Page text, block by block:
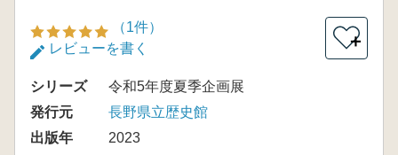
（1件）
レビューを書く
＋
シリーズ
令和5年度夏季企画展
発行元
長野県立歴史館
出版年
2023